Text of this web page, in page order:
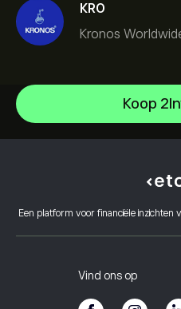
KRO
Kronos
Koop
Een platform voor financiële inzichten
Vind ons op
NVIDIA Corporation
Amazon.com Inc
Micron Technology, Inc.
Hoe u uw account kunt
Kwetsbaarheid van de klant
Verantwoord handelen
Wat is hefboomwerking en
Kopen en verkopen
eToro Academie
eToro Reviews
Regelgeving
Risicomelding
Affiliate programma